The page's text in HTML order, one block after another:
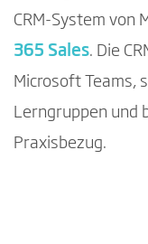
CRM-System von
365 Sales. Die
Microsoft Teams,
Lerngruppen und
Praxisbezug.